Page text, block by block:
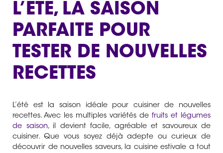
L’ÉTÉ, LA SAISON
PARFAITE POUR
TESTER DE NOUVELLES
RECETTES
L’été est la saison idéale pour cuisiner de nouvelles
recettes. Avec les multiples variétés de fruits et légumes
de saison, il devient facile, agréable et savoureux de
cuisiner. Que vous soyez déjà adepte ou curieux de
découvrir de nouvelles saveurs, la cuisine estivale a tout